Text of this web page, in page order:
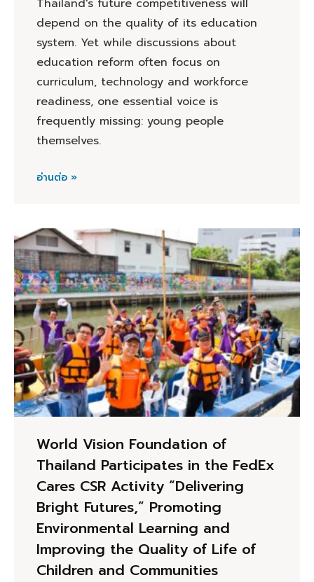
Thailand's future competitiveness will
depend on the quality of its education
system. Yet while discussions about
education reform often focus on
curriculum, technology and workforce
readiness, one essential voice is
frequently missing: young people
themselves.
อ่านต่อ »
World Vision Foundation of
Thailand Participates in the FedEx
Cares CSR Activity “Delivering
Bright Futures,” Promoting
Environmental Learning and
Improving the Quality of Life of
Children and Communities